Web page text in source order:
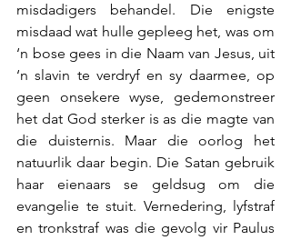
misdadigers behandel. Die enigste
misdaad wat hulle gepleeg het, was om
‘n bose gees in die Naam van Jesus, uit
‘n slavin te verdryf en sy daarmee, op
geen onsekere wyse, gedemonstreer
het dat God sterker is as die magte van
die duisternis. Maar die oorlog het
natuurlik daar begin. Die Satan gebruik
haar eienaars se geldsug om die
evangelie te stuit. Vernedering, lyfstraf
en tronkstraf was die gevolg vir Paulus